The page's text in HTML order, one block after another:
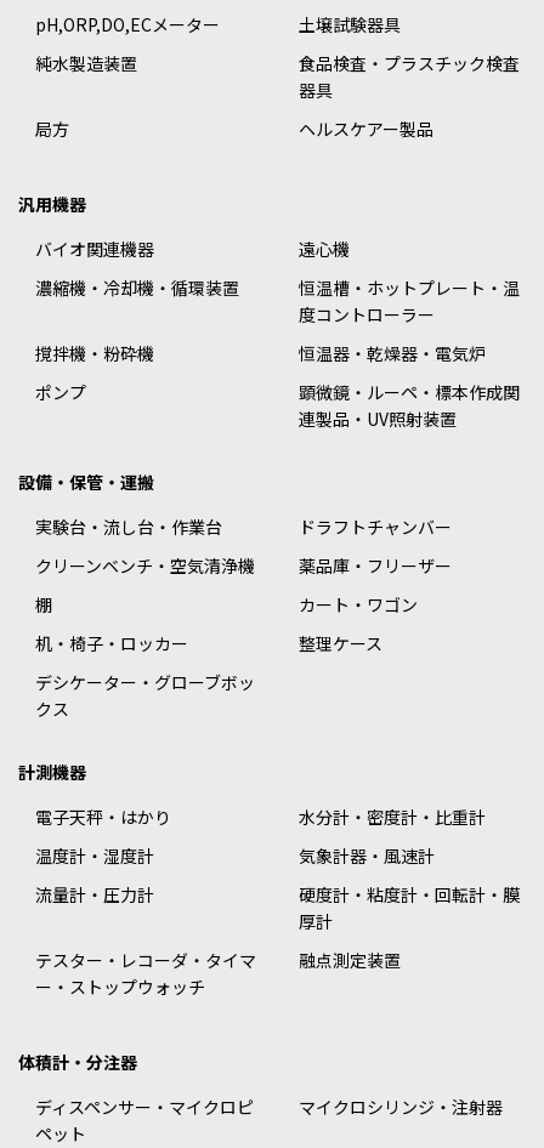
pH,ORP,DO,ECメーター
土壌試験器具
純水製造装置
食品検査・プラスチック検査
器具
局方
ヘルスケアー製品
汎用機器
バイオ関連機器
遠心機
濃縮機・冷却機・循環装置
恒温槽・ホットプレート・温
度コントローラー
撹拌機・粉砕機
恒温器・乾燥器・電気炉
ポンプ
顕微鏡・ルーペ・標本作成関
連製品・UV照射装置
設備・保管・運搬
実験台・流し台・作業台
ドラフトチャンバー
クリーンベンチ・空気清浄機
薬品庫・フリーザー
棚
カート・ワゴン
机・椅子・ロッカー
整理ケース
デシケーター・グローブボッ
クス
計測機器
電子天秤・はかり
水分計・密度計・比重計
温度計・湿度計
気象計器・風速計
流量計・圧力計
硬度計・粘度計・回転計・膜
厚計
テスター・レコーダ・タイマ
ー・ストップウォッチ
融点測定装置
体積計・分注器
ディスペンサー・マイクロピ
ペット
マイクロシリンジ・注射器